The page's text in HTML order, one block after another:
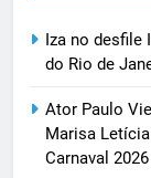
Iza no desfile
do Rio de
Ator Paulo
Marisa
Carnaval